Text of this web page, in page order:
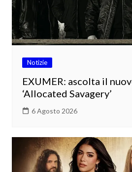
Notizie
EXUMER: ascolta il
‘Allocated Savagery’
6 Agosto 2026